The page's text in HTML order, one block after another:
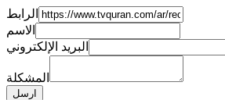
الرابط
الاسم
البريد الإلكتروني
المشكلة
ارسل